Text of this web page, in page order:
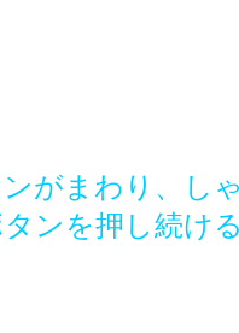
がまわり、
ンを押し続け